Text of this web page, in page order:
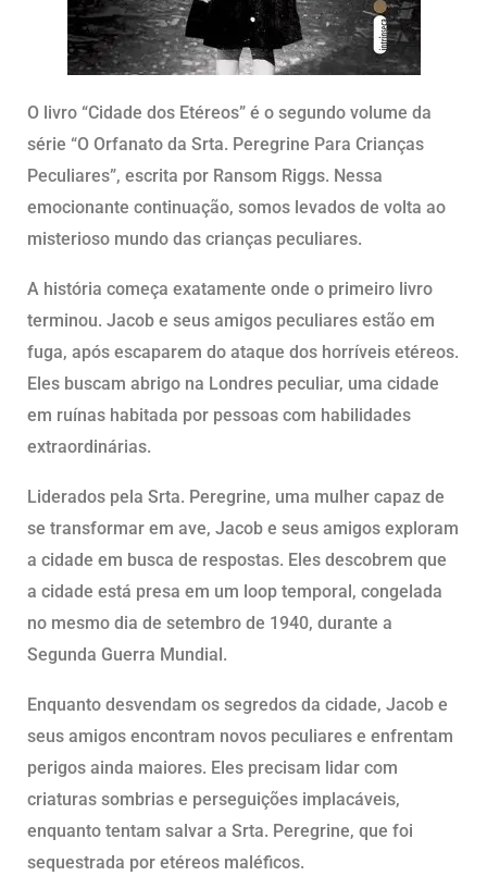
O livro “Cidade dos Etéreos” é o segundo volume da
série “O Orfanato da Srta. Peregrine Para Crianças
Peculiares”, escrita por Ransom Riggs. Nessa
emocionante continuação, somos levados de volta ao
misterioso mundo das crianças peculiares.
A história começa exatamente onde o primeiro livro
terminou. Jacob e seus amigos peculiares estão em
fuga, após escaparem do ataque dos horríveis etéreos.
Eles buscam abrigo na Londres peculiar, uma cidade
em ruínas habitada por pessoas com habilidades
extraordinárias.
Liderados pela Srta. Peregrine, uma mulher capaz de
se transformar em ave, Jacob e seus amigos exploram
a cidade em busca de respostas. Eles descobrem que
a cidade está presa em um loop temporal, congelada
no mesmo dia de setembro de 1940, durante a
Segunda Guerra Mundial.
Enquanto desvendam os segredos da cidade, Jacob e
seus amigos encontram novos peculiares e enfrentam
perigos ainda maiores. Eles precisam lidar com
criaturas sombrias e perseguições implacáveis,
enquanto tentam salvar a Srta. Peregrine, que foi
sequestrada por etéreos maléficos.